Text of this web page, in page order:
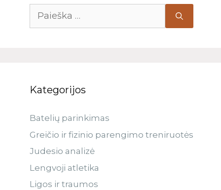
Kategorijos
Batelių parinkimas
Greičio ir fizinio parengimo treniruotės
Judesio analizė
Lengvoji atletika
Ligos ir traumos